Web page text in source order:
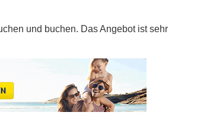
und buchen. Das Angebot ist sehr